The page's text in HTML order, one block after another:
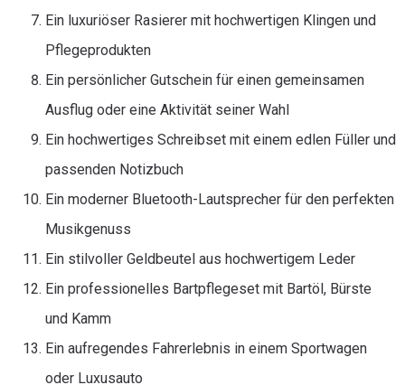
Ein luxuriöser Rasierer mit hochwertigen Klingen und
Pflegeprodukten
Ein persönlicher Gutschein für einen gemeinsamen
Ausflug oder eine Aktivität seiner Wahl
Ein hochwertiges Schreibset mit einem edlen Füller und
passenden Notizbuch
Ein moderner Bluetooth-Lautsprecher für den perfekten
Musikgenuss
Ein stilvoller Geldbeutel aus hochwertigem Leder
Ein professionelles Bartpflegeset mit Bartöl, Bürste
und Kamm
Ein aufregendes Fahrerlebnis in einem Sportwagen
oder Luxusauto